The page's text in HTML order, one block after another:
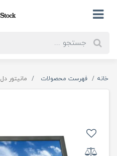
خانه فهرست محصولات مانیتور دل Dell E2210C